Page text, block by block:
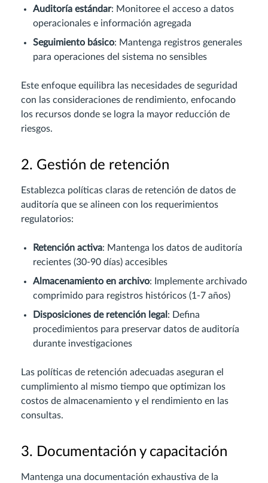
Auditoría estándar: Monitoree el acceso a datos
operacionales e información agregada
Seguimiento básico: Mantenga registros generales
para operaciones del sistema no sensibles
Este enfoque equilibra las necesidades de seguridad
con las consideraciones de rendimiento, enfocando
los recursos donde se logra la mayor reducción de
riesgos.
2. Gestión de retención
Establezca políticas claras de retención de datos de
auditoría que se alineen con los requerimientos
regulatorios:
Retención activa: Mantenga los datos de auditoría
recientes (30-90 días) accesibles
Almacenamiento en archivo: Implemente archivado
comprimido para registros históricos (1-7 años)
Disposiciones de retención legal : Defina
procedimientos para preservar datos de auditoría
durante investigaciones
Las políticas de retención adecuadas aseguran el
cumplimiento al mismo tiempo que optimizan los
costos de almacenamiento y el rendimiento en las
consultas.
3. Documentación y capacitación
Mantenga una documentación exhaustiva de la